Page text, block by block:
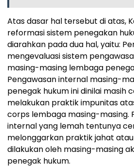
Atas dasar hal tersebut di atas,
reformasi sistem penegakan
diarahkan pada dua hal, yaitu:
mengevaluasi sistem
masing-masing lembaga
Pengawasan internal masing-
penegak hukum ini dinilai masih
melakukan praktik impunitas
corps lembaga masing-masing.
internal yang lemah tentunya
melonggarkan praktik jahat
dilakukan oleh masing-masing
penegak hukum.